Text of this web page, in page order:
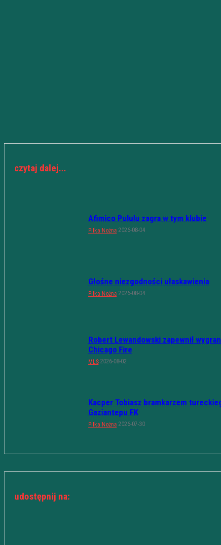
czytaj dalej...
Afimico Pululu zagra w tym klubie
Piłka Nożna 2026-08-04
Głośne niezgodności ułaskawienia
Piłka Nożna 2026-08-04
Robert Lewandowski zapewnił
Chicago Fire
MLS 2026-08-02
Kacper Tobiasz bramkarzem
Gaziantepu FK
Piłka Nożna 2026-07-30
udostępnij na: